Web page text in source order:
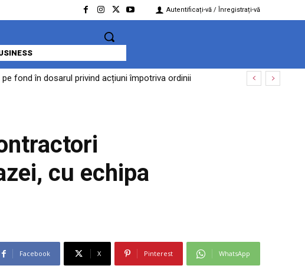
Autentificați-vă / Înregistrați-vă
fond în dosarul privind acțiuni împotriva ordinii
finanțări de până la 200.000 de euro
cu echipa
Facebook X Pinterest WhatsApp